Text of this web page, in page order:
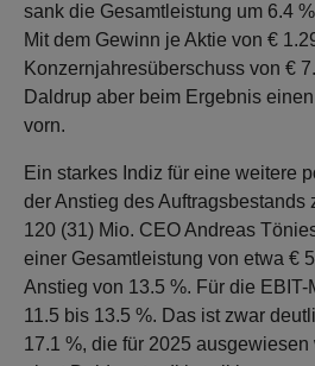
sank die Gesamtleistung um 6.4
Mit dem Gewinn je Aktie von €
Konzernjahresüberschuss von €
Daldrup aber beim Ergebnis
vorn.
Ein starkes Indiz für eine weitere
der Anstieg des Auftragsbestands
120 (31) Mio. CEO Andreas
einer Gesamtleistung von etwa €
Anstieg von 13.5 %. Für die
11.5 bis 13.5 %. Das ist zwar
17.1 %, die für 2025